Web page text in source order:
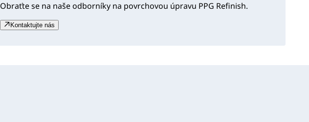
Obraťte se na naše odborníky na povrchovou úpravu PPG Refinish.
Kontaktujte nás